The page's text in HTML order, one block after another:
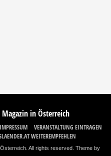
in Österreich
IMPRESSUM
VERANSTALTUNG EINTRAGEN
WEITEREMPFEHLEN
All rights reserved.Theme by